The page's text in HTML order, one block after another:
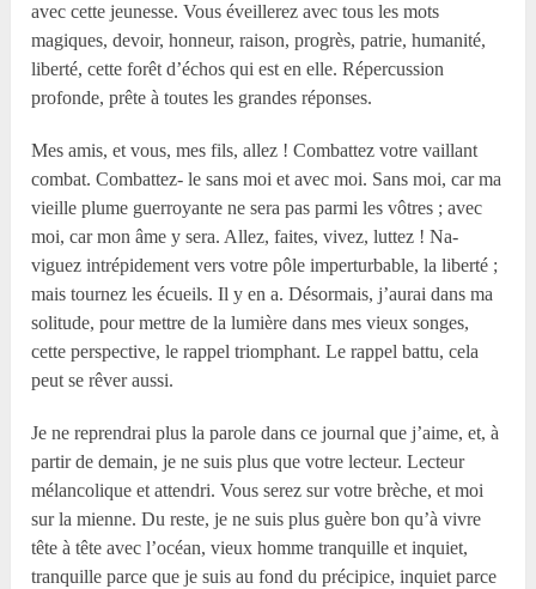
avec cette jeunesse. Vous éveillerez avec tous les mots
magiques, devoir, honneur, raison, progrès, patrie, humanité,
liberté, cette forêt d’échos qui est en elle. Répercussion
profonde, prête à toutes les grandes réponses.
Mes amis, et vous, mes fils, allez ! Combattez votre vaillant
combat. Combattez- le sans moi et avec moi. Sans moi, car ma
vieille plume guerroyante ne sera pas parmi les vôtres ; avec
moi, car mon âme y sera. Allez, faites, vivez, luttez ! Na-
viguez intrépidement vers votre pôle imperturbable, la liberté ;
mais tournez les écueils. Il y en a. Désormais, j’aurai dans ma
solitude, pour mettre de la lumière dans mes vieux songes,
cette perspective, le rappel triomphant. Le rappel battu, cela
peut se rêver aussi.
Je ne reprendrai plus la parole dans ce journal que j’aime, et, à
partir de demain, je ne suis plus que votre lecteur. Lecteur
mélancolique et attendri. Vous serez sur votre brèche, et moi
sur la mienne. Du reste, je ne suis plus guère bon qu’à vivre
tête à tête avec l’océan, vieux homme tranquille et inquiet,
tranquille parce que je suis au fond du précipice, inquiet parce